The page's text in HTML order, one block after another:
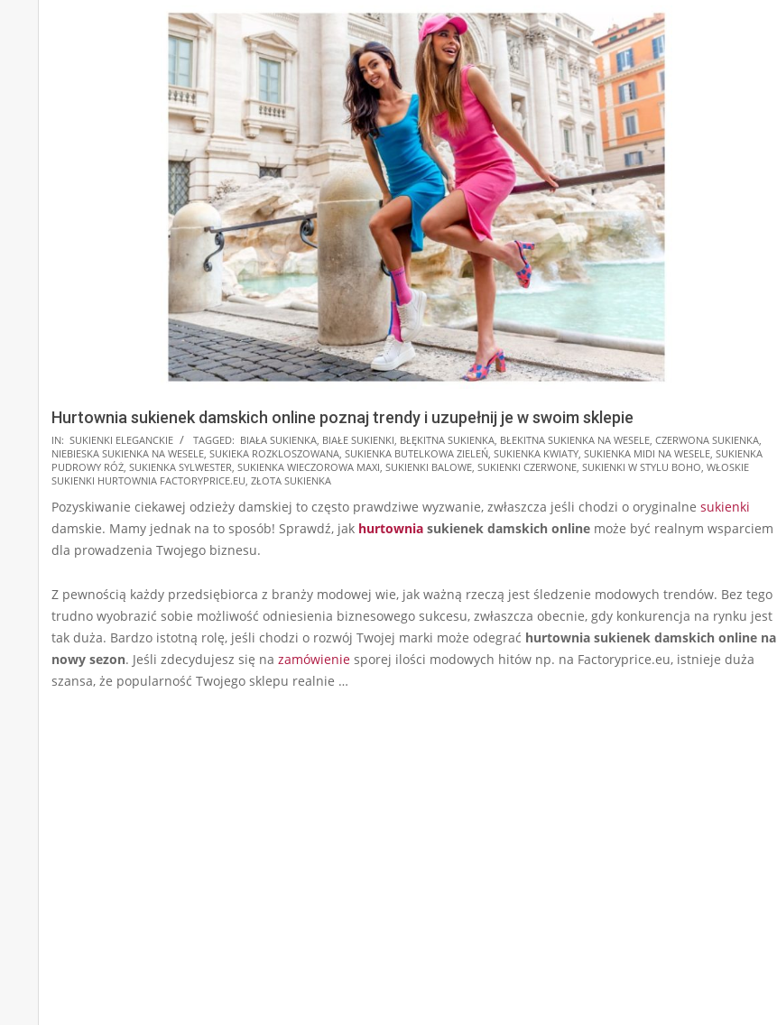
Hurtownia sukienek damskich online poznaj trendy i uzupełnij je w swoim sklepie
2025-
01-
26
IN: SUKIENKI ELEGANCKIE TAGGED: BIAŁA SUKIENKA, BIAŁE SUKIENKI, BŁĘKITNA SUKIENKA, BŁEKITNA SUKIENKA NA WESELE, CZERWONA SUKIENKA,
NIEBIESKA SUKIENKA NA WESELE, SUKIEKA ROZKLOSZOWANA, SUKIENKA BUTELKOWA ZIELEŃ, SUKIENKA KWIATY, SUKIENKA MIDI NA WESELE, SUKIENKA
PUDROWY RÓŻ, SUKIENKA SYLWESTER, SUKIENKA WIECZOROWA MAXI, SUKIENKI BALOWE, SUKIENKI CZERWONE, SUKIENKI W STYLU BOHO, WŁOSKIE
SUKIENKI HURTOWNIA FACTORYPRICE.EU, ZŁOTA SUKIENKA
Pozyskiwanie ciekawej odzieży damskiej to często prawdziwe wyzwanie, zwłaszcza jeśli chodzi o oryginalne sukienki
damskie. Mamy jednak na to sposób! Sprawdź, jak hurtownia sukienek damskich online może być realnym wsparciem
dla prowadzenia Twojego biznesu.
Z pewnością każdy przedsiębiorca z branży modowej wie, jak ważną rzeczą jest śledzenie modowych trendów. Bez tego
trudno wyobrazić sobie możliwość odniesienia biznesowego sukcesu, zwłaszcza obecnie, gdy konkurencja na rynku jest
tak duża. Bardzo istotną rolę, jeśli chodzi o rozwój Twojej marki może odegrać hurtownia sukienek damskich online na
nowy sezon. Jeśli zdecydujesz się na zamówienie sporej ilości modowych hitów np. na Factoryprice.eu, istnieje duża
szansa, że popularność Twojego sklepu realnie …